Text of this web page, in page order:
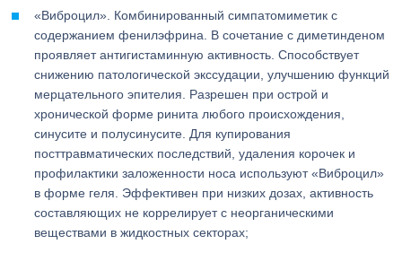
«Виброцил». Комбинированный симпатомиметик с
содержанием фенилэфрина. В сочетание с диметинденом
проявляет антигистаминную активность. Способствует
снижению патологической экссудации, улучшению функций
мерцательного эпителия. Разрешен при острой и
хронической форме ринита любого происхождения,
синусите и полусинусите. Для купирования
посттравматических последствий, удаления корочек и
профилактики заложенности носа используют «Виброцил»
в форме геля. Эффективен при низких дозах, активность
составляющих не коррелирует с неорганическими
веществами в жидкостных секторах;